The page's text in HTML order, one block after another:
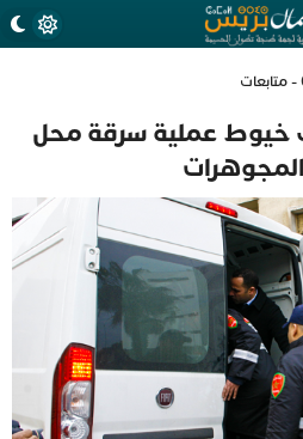
خيوط عملية سرقة محل
المجوهرات